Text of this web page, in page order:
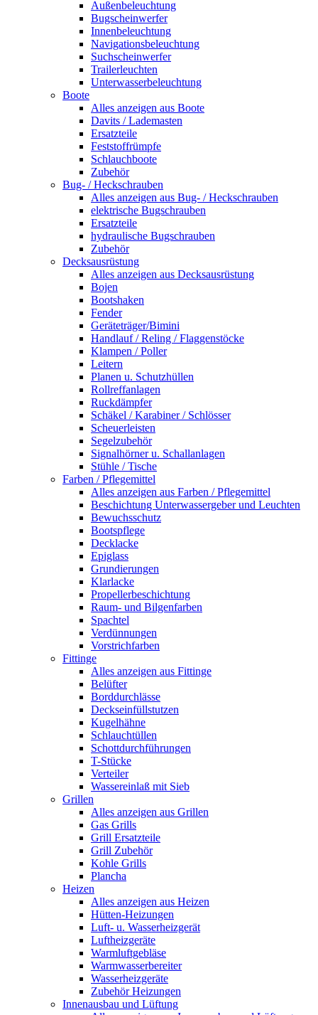
Außenbeleuchtung
Bugscheinwerfer
Innenbeleuchtung
Navigationsbeleuchtung
Suchscheinwerfer
Trailerleuchten
Unterwasserbeleuchtung
Boote
Alles anzeigen aus Boote
Davits / Lademasten
Ersatzteile
Feststoffrümpfe
Schlauchboote
Zubehör
Bug- / Heckschrauben
Alles anzeigen aus Bug- / Heckschrauben
elektrische Bugschrauben
Ersatzteile
hydraulische Bugschrauben
Zubehör
Decksausrüstung
Alles anzeigen aus Decksausrüstung
Bojen
Bootshaken
Fender
Geräteträger/Bimini
Handlauf / Reling / Flaggenstöcke
Klampen / Poller
Leitern
Planen u. Schutzhüllen
Rollreffanlagen
Ruckdämpfer
Schäkel / Karabiner / Schlösser
Scheuerleisten
Segelzubehör
Signalhörner u. Schallanlagen
Stühle / Tische
Farben / Pflegemittel
Alles anzeigen aus Farben / Pflegemittel
Beschichtung Unterwassergeber und Leuchten
Bewuchsschutz
Bootspflege
Decklacke
Epiglass
Grundierungen
Klarlacke
Propellerbeschichtung
Raum- und Bilgenfarben
Spachtel
Verdünnungen
Vorstrichfarben
Fittinge
Alles anzeigen aus Fittinge
Belüfter
Borddurchlässe
Deckseinfüllstutzen
Kugelhähne
Schlauchtüllen
Schottdurchführungen
T-Stücke
Verteiler
Wassereinlaß mit Sieb
Grillen
Alles anzeigen aus Grillen
Gas Grills
Grill Ersatzteile
Grill Zubehör
Kohle Grills
Plancha
Heizen
Alles anzeigen aus Heizen
Hütten-Heizungen
Luft- u. Wasserheizgerät
Luftheizgeräte
Warmluftgebläse
Warmwasserbereiter
Wasserheizgeräte
Zubehör Heizungen
Innenausbau und Lüftung